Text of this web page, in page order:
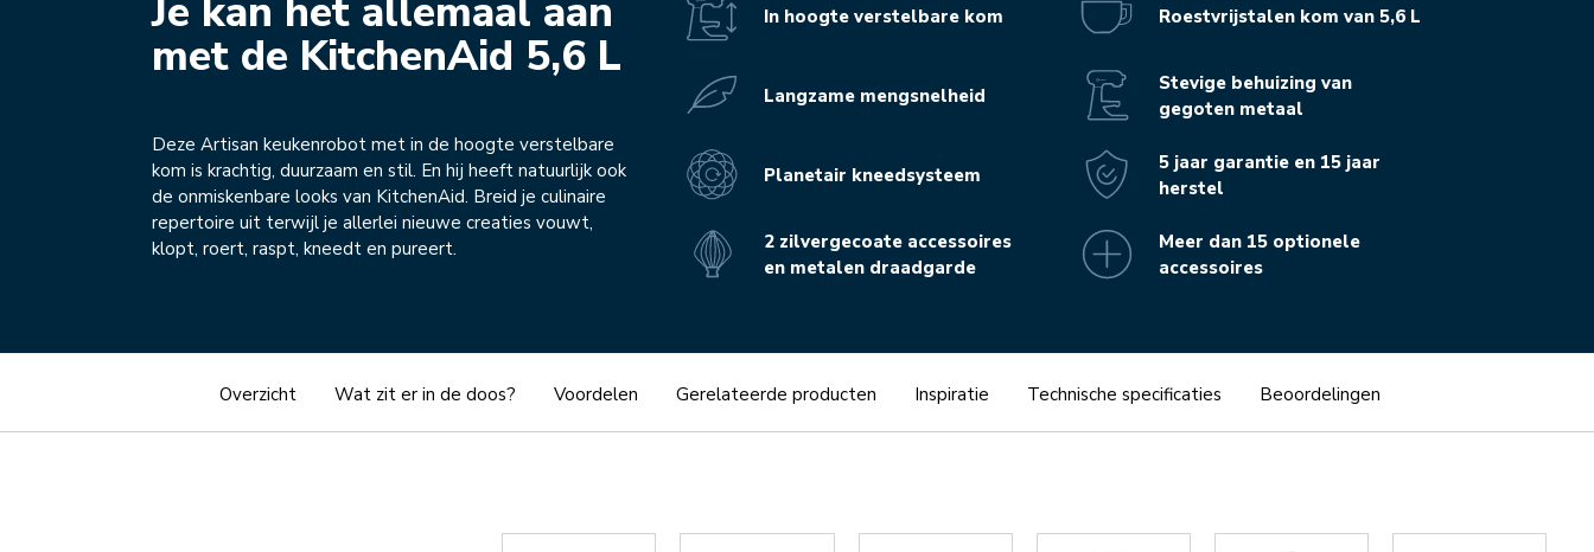
Je kan het allemaal aan
met de KitchenAid 5,6 L
Deze Artisan keukenrobot met in de hoogte verstelbare
kom is krachtig, duurzaam en stil. En hij heeft natuurlijk ook
de onmiskenbare looks van KitchenAid. Breid je culinaire
repertoire uit terwijl je allerlei nieuwe creaties vouwt,
klopt, roert, raspt, kneedt en pureert.
In hoogte verstelbare kom
Langzame mengsnelheid
Planetair kneedsysteem
2 zilvergecoate accessoires
en metalen draadgarde
Roestvrijstalen kom van 5,6 L
Stevige behuizing van
gegoten metaal
5 jaar garantie en 15 jaar
herstel
Meer dan 15 optionele
accessoires
Overzicht Wat zit er in de doos? Voordelen Gerelateerde producten Inspiratie Technische specificaties Beoordelingen